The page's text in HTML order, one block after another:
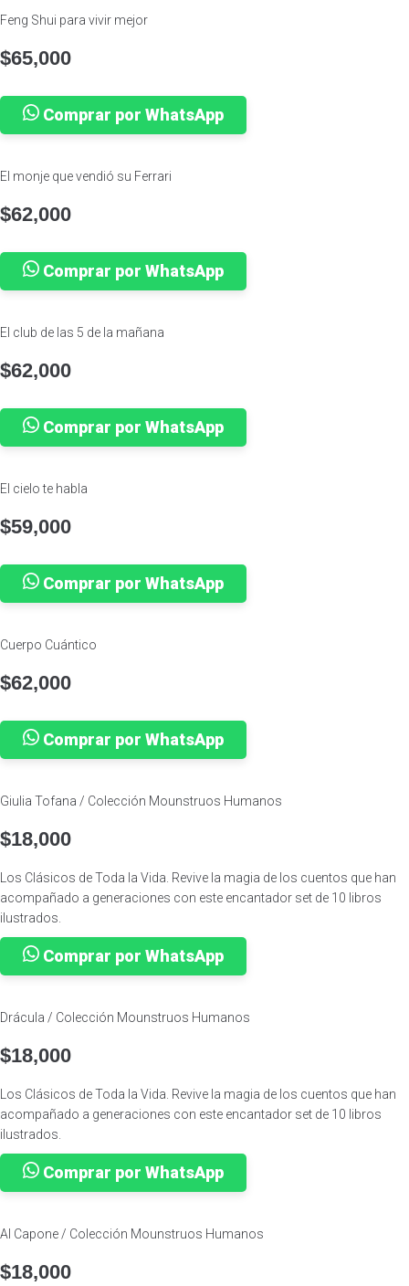
Feng Shui para vivir mejor
$65,000
Comprar por WhatsApp
El monje que vendió su Ferrari
$62,000
Comprar por WhatsApp
El club de las 5 de la mañana
$62,000
Comprar por WhatsApp
El cielo te habla
$59,000
Comprar por WhatsApp
Cuerpo Cuántico
$62,000
Comprar por WhatsApp
Giulia Tofana / Colección Mounstruos Humanos
$18,000
Los Clásicos de Toda la Vida. Revive la magia de los cuentos que han
acompañado a generaciones con este encantador set de 10 libros
ilustrados.
Comprar por WhatsApp
Drácula / Colección Mounstruos Humanos
$18,000
Los Clásicos de Toda la Vida. Revive la magia de los cuentos que han
acompañado a generaciones con este encantador set de 10 libros
ilustrados.
Comprar por WhatsApp
Al Capone / Colección Mounstruos Humanos
$18,000